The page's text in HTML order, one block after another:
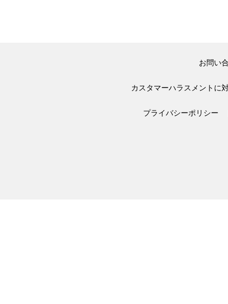
お問い
カスタマーハラスメントに
プライバシーポリシー